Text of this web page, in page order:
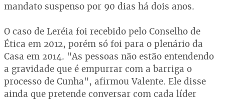
mandato suspenso por 90 dias há dois anos.
O caso de Leréia foi recebido pelo Conselho de
Ética em 2012, porém só foi para o plenário da
Casa em 2014. "As pessoas não estão entendendo
a gravidade que é empurrar com a barriga o
processo de Cunha", afirmou Valente. Ele disse
ainda que pretende conversar com cada líder